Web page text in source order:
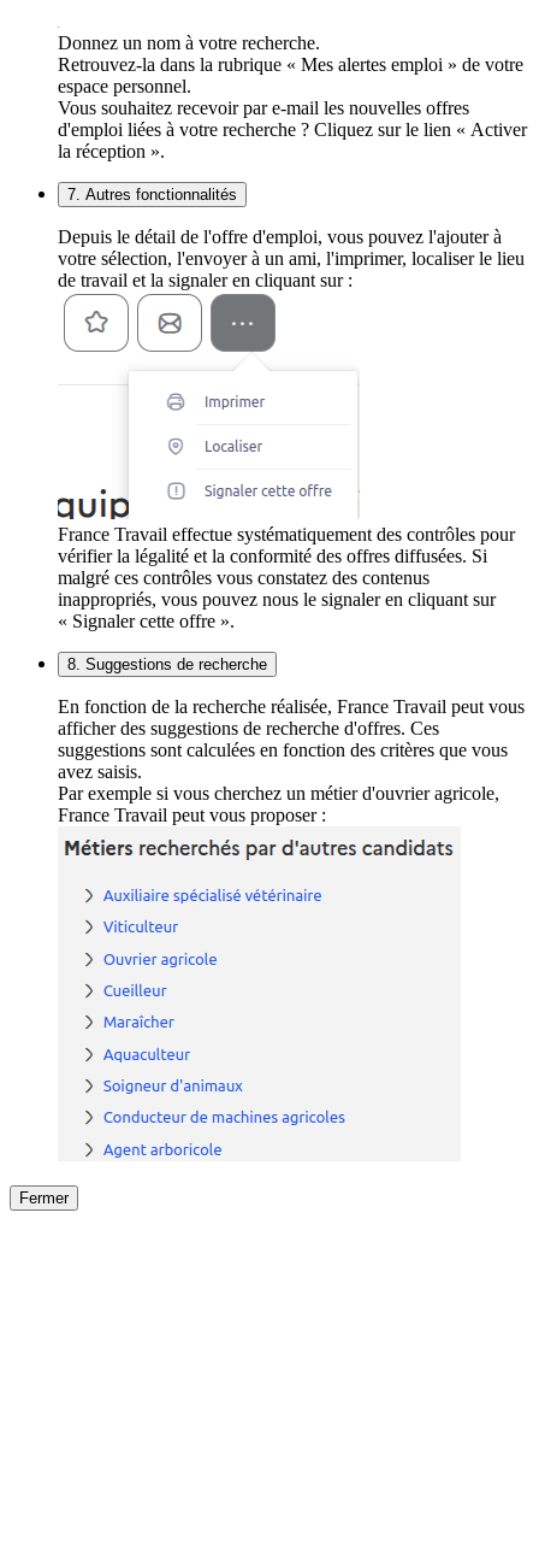
Donnez un nom à votre recherche.
Retrouvez-la dans la rubrique « Mes alertes emploi » de votre
espace personnel.
Vous souhaitez recevoir par e-mail les nouvelles offres
d'emploi liées à votre recherche ? Cliquez sur le lien « Activer
la réception ».
7. Autres fonctionnalités
Depuis le détail de l'offre d'emploi, vous pouvez l'ajouter à
votre sélection, l'envoyer à un ami, l'imprimer, localiser le lieu
de travail et la signaler en cliquant sur :
France Travail effectue systématiquement des contrôles pour
vérifier la légalité et la conformité des offres diffusées. Si
malgré ces contrôles vous constatez des contenus
inappropriés, vous pouvez nous le signaler en cliquant sur
« Signaler cette offre ».
8. Suggestions de recherche
En fonction de la recherche réalisée, France Travail peut vous
afficher des suggestions de recherche d'offres. Ces
suggestions sont calculées en fonction des critères que vous
avez saisis.
Par exemple si vous cherchez un métier d'ouvrier agricole,
France Travail peut vous proposer :
Fermer